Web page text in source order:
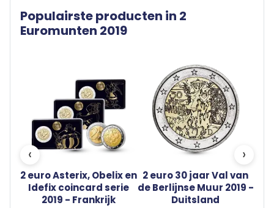
Populairste producten in 2
Euromunten 2019
‹
2 euro Asterix, Obelix en
Idefix coincard serie
2019 - Frankrijk
2 euro 30 jaar Val van
de Berlijnse Muur 2019 -
Duitsland
›